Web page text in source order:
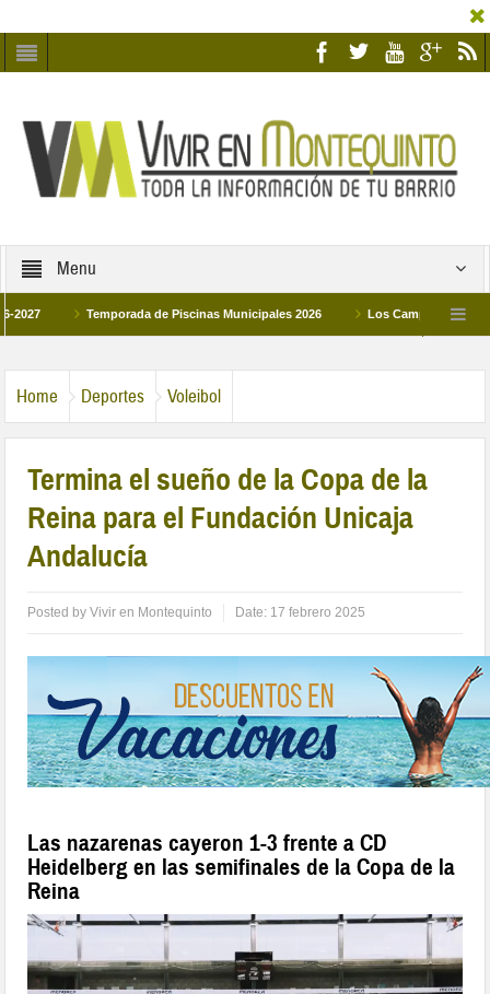
Menu
Temporada de Piscinas Municipales 2026 Los Campus de
Home Deportes Voleibol
Termina el sueño de la Copa de la
Reina para el Fundación Unicaja
Andalucía
Posted byVivir en Montequinto Date: 17 febrero 2025
Las nazarenas cayeron 1-3 frente a CD
Heidelberg en las semifinales de la Copa de la
Reina